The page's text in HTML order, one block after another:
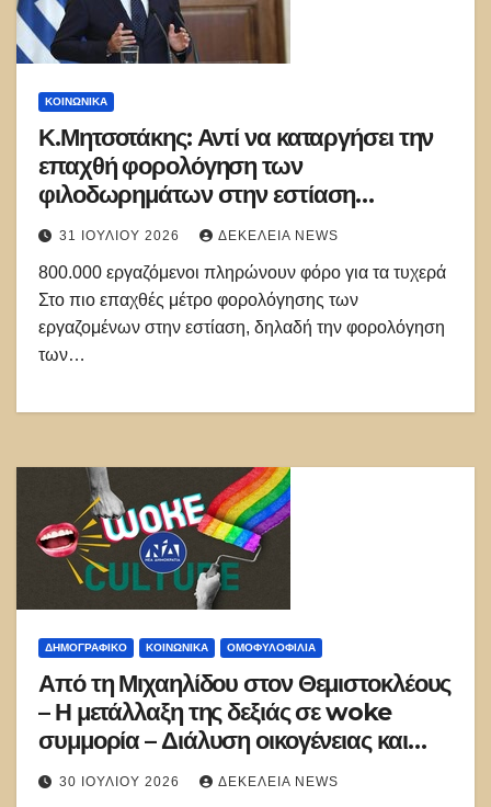
ΚΟΙΝΩΝΙΚΑ
Κ.Μητσοτάκης: Αντί να καταργήσει την
επαχθή φορολόγηση των
φιλοδωρημάτων στην εστίαση
περιχαρής ανακοίνωσε μείωση!
31 ΙΟΥΛΊΟΥ 2026 ΔΕΚΈΛΕΙΑ NEWS
800.000 εργαζόμενοι πληρώνουν φόρο για τα τυχερά
Στο πιο επαχθές μέτρο φορολόγησης των
εργαζομένων στην εστίαση, δηλαδή την φορολόγηση
των…
ΔΗΜΟΓΡΑΦΙΚΌ ΚΟΙΝΩΝΙΚΑ ΟΜΟΦΥΛΟΦΙΛΊΑ
Από τη Μιχαηλίδου στον Θεμιστοκλέους
– Η μετάλλαξη της δεξιάς σε woke
συμμορία – Διάλυση οικογένειας και
εμβόλια θανάτου
30 ΙΟΥΛΊΟΥ 2026 ΔΕΚΈΛΕΙΑ NEWS